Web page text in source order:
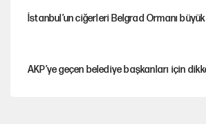
İstanbul’un ciğerleri Belgrad Ormanı
AKP’ye geçen belediye başkanları için